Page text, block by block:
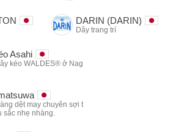
DARIN (DARIN)
Dây trang trí
Asahi
kéo WALDES® ở Nag
dệt may chuyên sợi t
sắc nhẹ nhàng.